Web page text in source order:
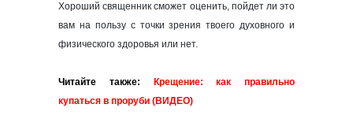
Хороший священник сможет оценить, пойдет ли это
вам на пользу с точки зрения твоего духовного и
физического здоровья или нет.
Читайте также:
Крещение: как правильно
купаться в проруби (ВИДЕО)